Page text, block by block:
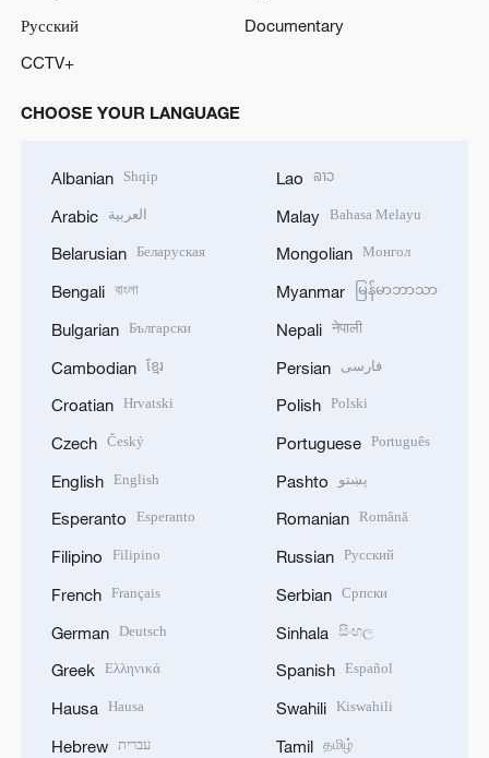
Русский
Documentary
CCTV+
CHOOSE YOUR LANGUAGE
Albanian Shqip
Arabic العربية
Belarusian Беларуская
Bengali বাংলা
Bulgarian Български
Cambodian ខ្មែរ
Croatian Hrvatski
Czech Český
English English
Esperanto Esperanto
Filipino Filipino
French Français
German Deutsch
Greek Ελληνικά
Hausa Hausa
Hebrew עברית
Lao ລາວ
Malay Bahasa Melayu
Mongolian Монгол
Myanmar မြန်မာဘာသာ
Nepali नेपाली
Persian فارسی
Polish Polski
Portuguese Português
Pashto پښتو
Romanian Română
Russian Русский
Serbian Српски
Sinhala සිංහල
Spanish Español
Swahili Kiswahili
Tamil தமிழ்